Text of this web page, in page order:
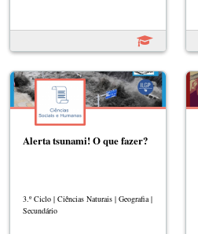
Alerta tsunami! O que fazer?
3.º Ciclo | Ciências Naturais | Geografia |
Secundário